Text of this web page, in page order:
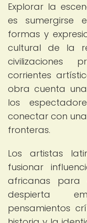
Explorar la
es sumergirse
formas y
cultural de la
civilizaciones
corrientes
obra cuenta
los
conectar con
fronteras.
Los artistas
fusionar
africanas
despierta
pensamientos